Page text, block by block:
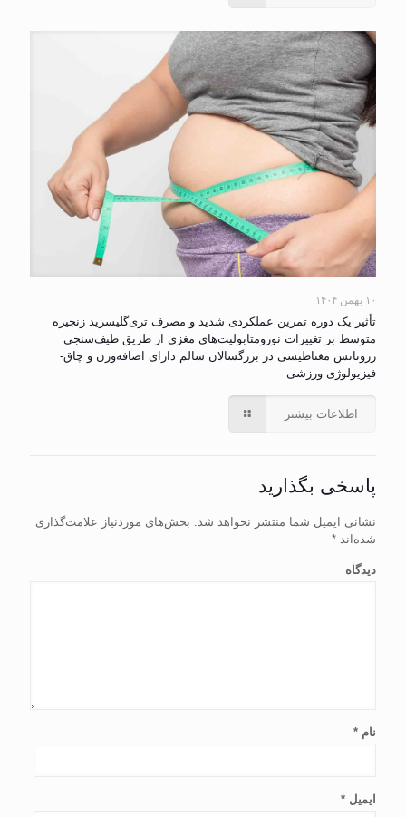
۱۰ بهمن ۱۴۰۴
تأثیر یک دوره تمرین عملکردی شدید و مصرف تری‌گلیسرید زنجیره
متوسط بر تغییرات نورومتابولیت‌های مغزی از طریق طیف‌سنجی
رزونانس مغناطیسی در بزرگسالان سالم دارای اضافه‌وزن و چاق-
فیزیولوژی ورزشی
اطلاعات بیشتر
پاسخی بگذارید
نشانی ایمیل شما منتشر نخواهد شد.
بخش‌های موردنیاز علامت‌گذاری
شده‌اند *
دیدگاه
نام *
ایمیل *